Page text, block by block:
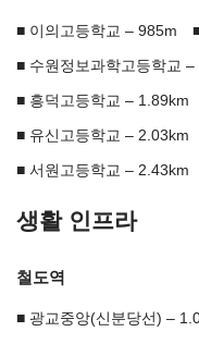
이의고등학교 – 985m
수원정보과학고등학교 –
흥덕고등학교 – 1.89km
유신고등학교 – 2.03km
서원고등학교 – 2.43km
생활 인프라
철도역
광교중앙(신분당선) –